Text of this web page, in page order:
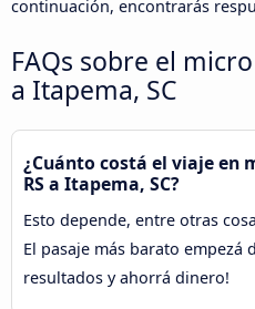
continuación, encontrarás
FAQs sobre el
a Itapema, SC
¿Cuánto costá el viaje en
RS a Itapema, SC?
Esto depende, entre otras
El pasaje más barato empezá
resultados y ahorrá dinero!